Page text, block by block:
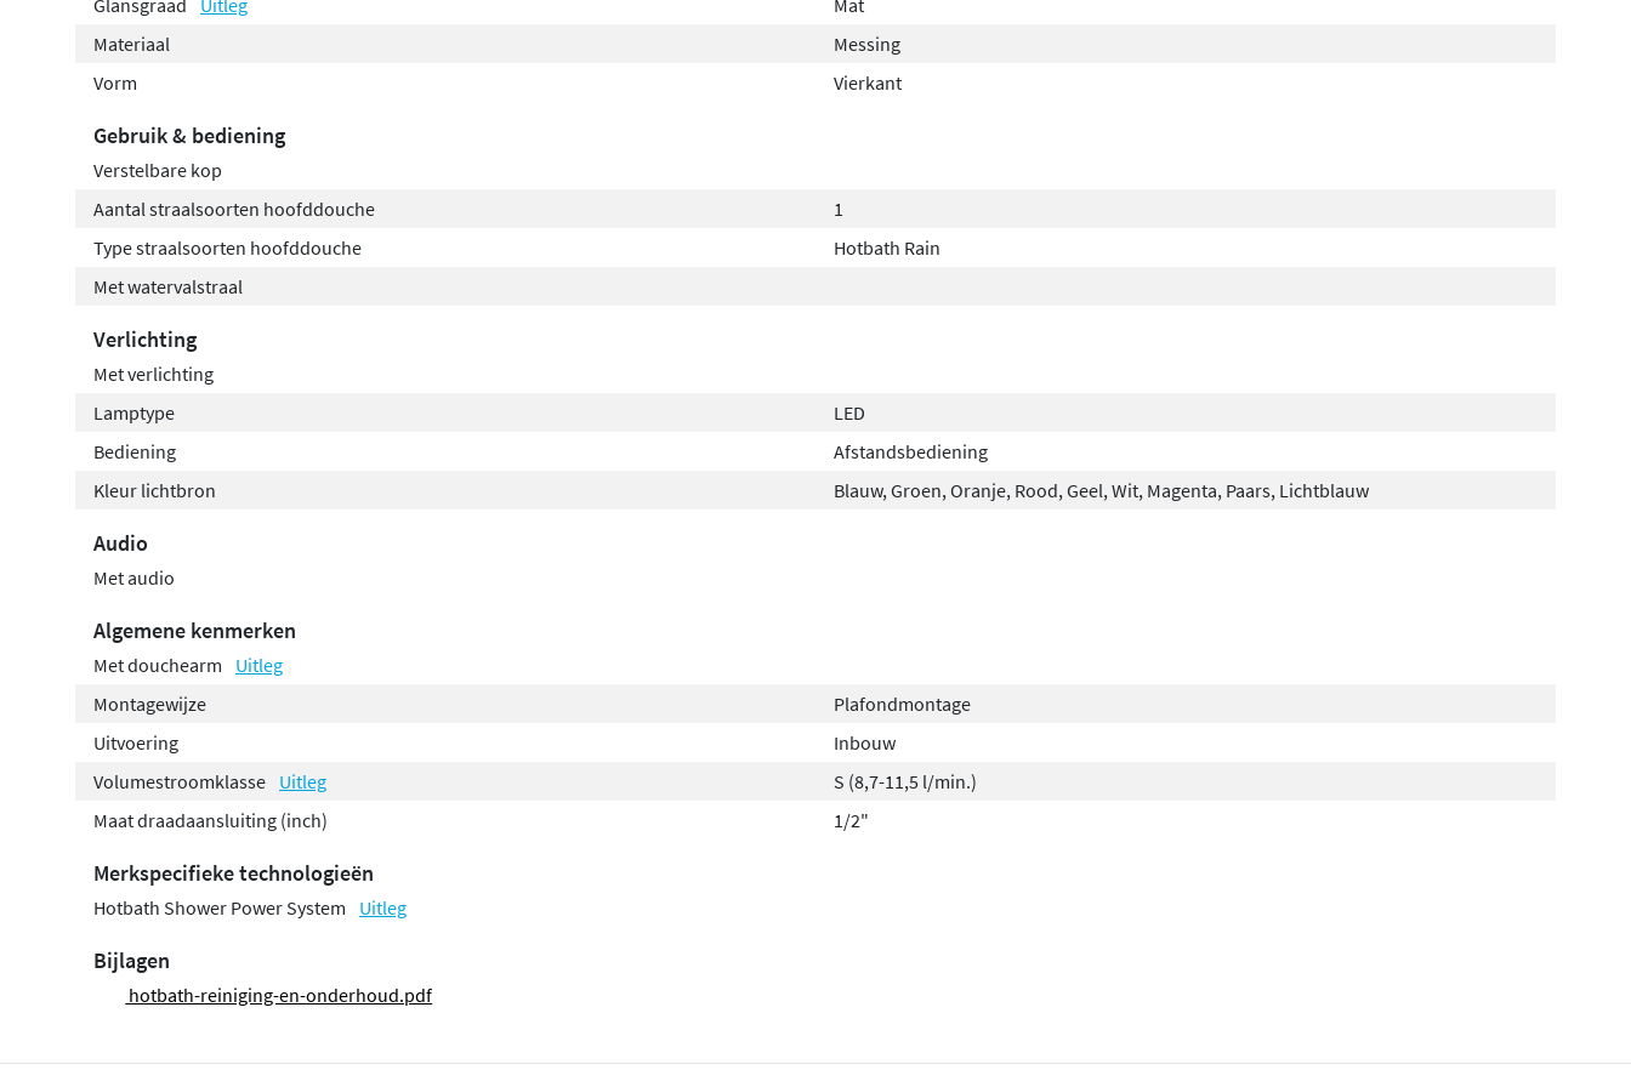
Materiaal
Messing
Vorm
Vierkant
Gebruik & bediening
Verstelbare kop
Aantal straalsoorten hoofddouche
1
Type straalsoorten hoofddouche
Hotbath Rain
Met watervalstraal
Verlichting
Met verlichting
Lamptype
LED
Bediening
Afstandsbediening
Kleur lichtbron
Blauw, Groen, Oranje, Rood, Geel, Wit, Magenta, Paars, Lichtblauw
Audio
Met audio
Algemene kenmerken
Met douchearm
Uitleg
Montagewijze
Plafondmontage
Uitvoering
Inbouw
Volumestroomklasse Uitleg
S (8,7-11,5 l/min.)
Maat draadaansluiting (inch)
1/2"
Merkspecifieke technologieën
Hotbath Shower Power System Uitleg
Bijlagen
hotbath-reiniging-en-onderhoud.pdf